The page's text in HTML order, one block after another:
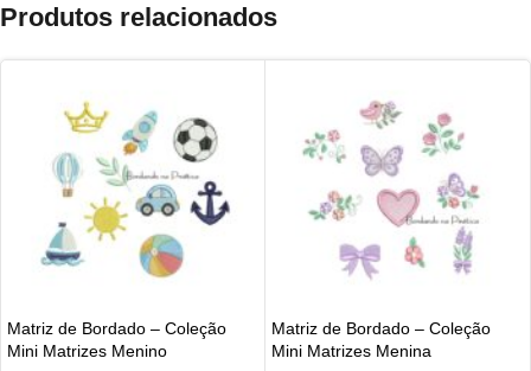
Produtos relacionados
Matriz de Bordado – Coleção
Mini Matrizes Menino
Matriz de Bordado – Coleção
Mini Matrizes Menina